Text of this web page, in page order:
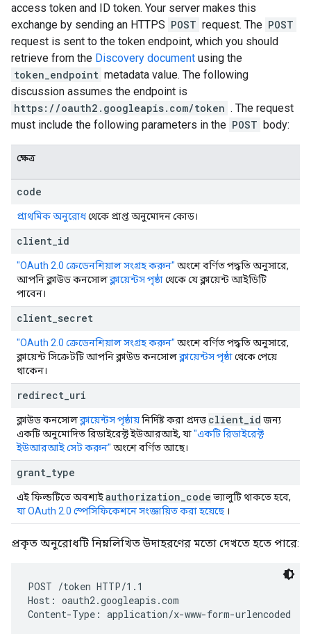
access token and ID token. Your server makes this
exchange by sending an HTTPS POST request. The POST
request is sent to the token endpoint, which you should
retrieve from the Discovery document using the
token_endpoint metadata value. The following
discussion assumes the endpoint is
https://oauth2.googleapis.com/token . The request
must include the following parameters in the POST body:
ক্ষেত্র
code
প্রাথমিক অনুরোধথেকে প্রাপ্ত অনুমোদন কোড।
client id
"OAuth 2.0 ক্রেডেনশিয়াল সংগ্রহ করুন" অংশে বর্ণিত পদ্ধতি অনুসারে,
আপনি ক্লাউড কনসোলক্লায়েন্টস পৃষ্ঠাথেকে যে ক্লায়েন্ট আইডিটি
পাবেন।
client secret
"OAuth 2.0 ক্রেডেনশিয়াল সংগ্রহ করুন" অংশে বর্ণিত পদ্ধতি অনুসারে,
ক্লায়েন্ট সিক্রেটটি আপনি ক্লাউড কনসোলক্লায়েন্টস পৃষ্ঠাথেকে পেয়ে
থাকেন।
redirect uri
ক্লাউড কনসোলক্লায়েন্টস পৃষ্ঠায়নির্দিষ্ট করা প্রদত্ত client id জন্য
একটি অনুমোদিত রিডাইরেক্ট ইউআরআই, যা"একটি রিডাইরেক্ট
ইউআরআই সেট করুন" অংশে বর্ণিত আছে।
grant type
এই ফিল্ডটিতে অবশ্যইauthorization code ভ্যালুটি থাকতে হবে,
যা OAuth 2.0 স্পেসিফিকেশনে সংজ্ঞায়িত করা হয়েছে ।
প্রকৃত অনুরোধটি নিম্নলিখিত উদাহরণের মতো দেখতে হতে পারে:
POST /token HTTP/1.1
Host: oauth2.googleapis.com
Content-Type: application/x-www-form-urlencoded